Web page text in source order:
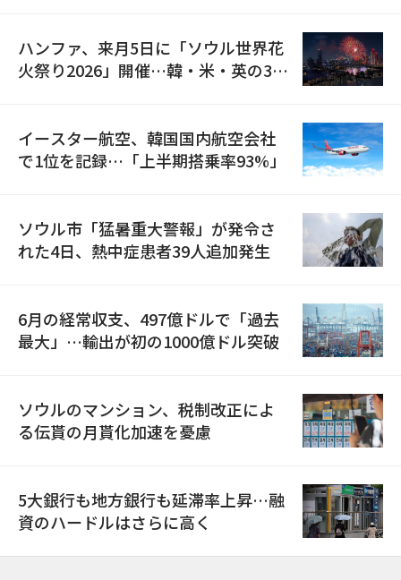
ハンファ、来月5日に「ソウル世界花
火祭り2026」開催…韓・米・英の3カ
イースター航空、韓国国内航空会社
で1位を記録…「上半期搭乗率93%」
ソウル市「猛暑重大警報」が発令さ
れた4日、熱中症患者39人追加発生
6月の経常収支、497億ドルで「過去
最大」…輸出が初の1000億ドル突破
ソウルのマンション、税制改正によ
る伝貰の月貰化加速を憂慮
5大銀行も地方銀行も延滞率上昇…融
資のハードルはさらに高く